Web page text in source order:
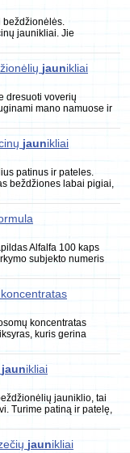
beždžionėlės.
jaunikliai. Jie
jaunikliai
dresuoti voverių
mano namuose ir
juos ir
jaunikliai
patinus ir pateles.
beždžiones labai pigiai,
Alfalfa 100 kaps
subjekto numeris
koncentratas
kuris gerina
jaunikliai
jauniklio, tai
Turime patiną ir patelę,
jaunikliai